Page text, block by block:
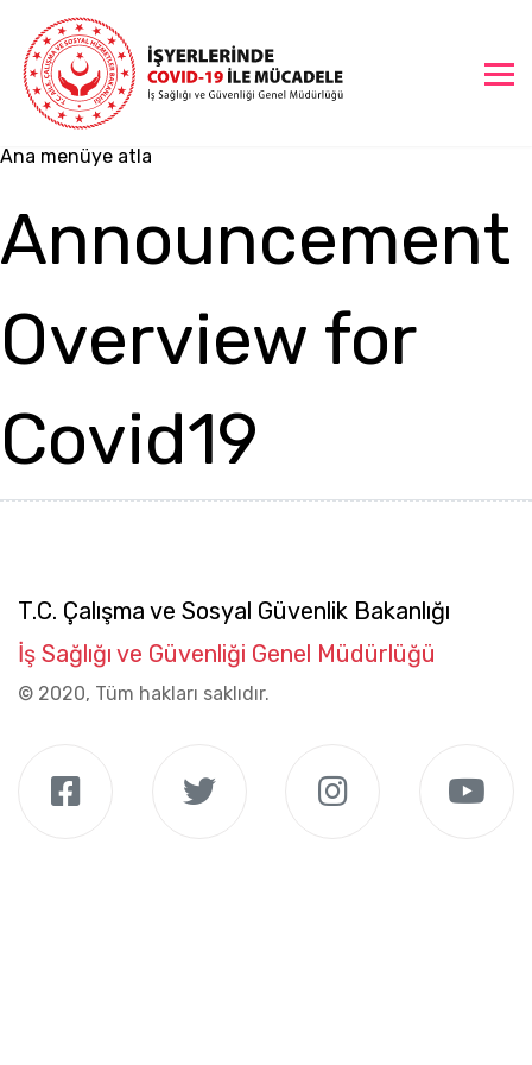
T.C. Aile ve Sosyal Hizmetler Bakanlığı ana sayfası
Ana içeriğe atla
Ana menüye atla
Announcement
Overview for
Covid19
T.C. Çalışma ve Sosyal Güvenlik Bakanlığı
İş Sağlığı ve Güvenliği Genel Müdürlüğü
© 2020, Tüm hakları saklıdır.